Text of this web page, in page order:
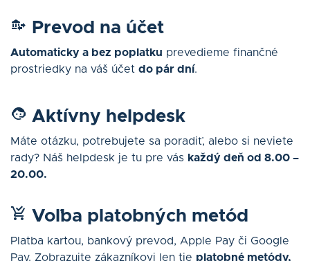
Prevod na účet
Automaticky a bez poplatku prevedieme finančné
prostriedky na váš účet do pár dní.
Aktívny helpdesk
Máte otázku, potrebujete sa poradiť, alebo si neviete
rady? Náš helpdesk je tu pre vás každý deň od 8.00 –
20.00.
Voľba platobných metód
Platba kartou, bankový prevod, Apple Pay či Google
Pay. Zobrazujte zákazníkovi len tie platobné metódy,